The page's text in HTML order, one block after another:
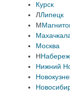
Курск
ЛЛипецк
М
Москва
Н
Нижний